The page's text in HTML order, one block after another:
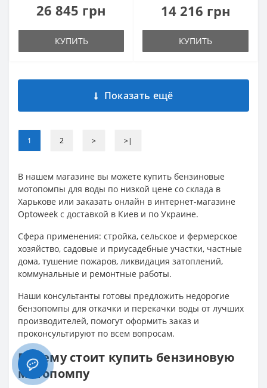
26 845 грн
КУПИТЬ
14 216 грн
КУПИТЬ
Показать ещё
1 2 > >|
В нашем магазине вы можете купить бензиновые
мотопомпы для воды по низкой цене со склада в
Харькове или заказать онлайн в интернет-магазине
Optoweek с доставкой в Киев и по Украине.
Сфера применения: стройка, сельское и фермерское
хозяйство, садовые и приусадебные участки, частные
дома, тушение пожаров, ликвидация затоплений,
коммунальные и ремонтные работы.
Наши консультанты готовы предложить недорогие
бензопомпы для откачки и перекачки воды от лучших
производителей, помогут оформить заказ и
проконсультируют по всем вопросам.
Почему стоит купить бензиновую
мотопомпу